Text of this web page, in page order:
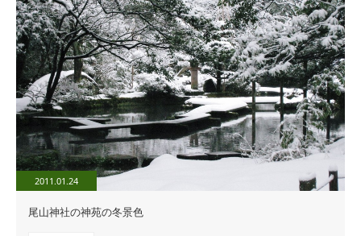
2011.01.24
尾山神社の神苑の冬景色